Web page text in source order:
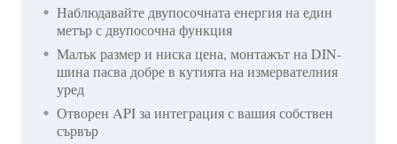
Наблюдавайте двупосочната енергия на един
метър с двупосочна функция
Малък размер и ниска цена, монтажът на DIN-
шина пасва добре в кутията на измервателния
уред
Отворен API за интеграция с вашия собствен
сървър